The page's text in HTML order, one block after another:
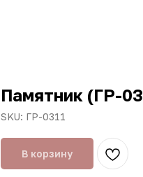
Памятник (ГР-
SKU: ГР-0311
В корзину